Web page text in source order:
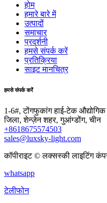
होम
हमारे बारे में
उत्पादों
समाचार
प्रदर्शनी
हमसे संपर्क करें
प्रतिक्रिया
साइट मानचित्र
हमसे संपर्क करें
1-6#, टोंगफुकांग हाई-टेक
जिला, शेन्ज़ेन शहर, गुआंग्डोंग, चीन
+8618675574503
sales@luxsky-light.com
कॉपीराइट © लक्सस्की लाइटिंग
whatsapp
टेलीफोन